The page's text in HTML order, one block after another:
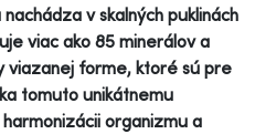
v skalných puklinách
viac ako 85 minerálov a
viazanej forme, ktoré sú pre
tomuto unikátnemu
organizmu a